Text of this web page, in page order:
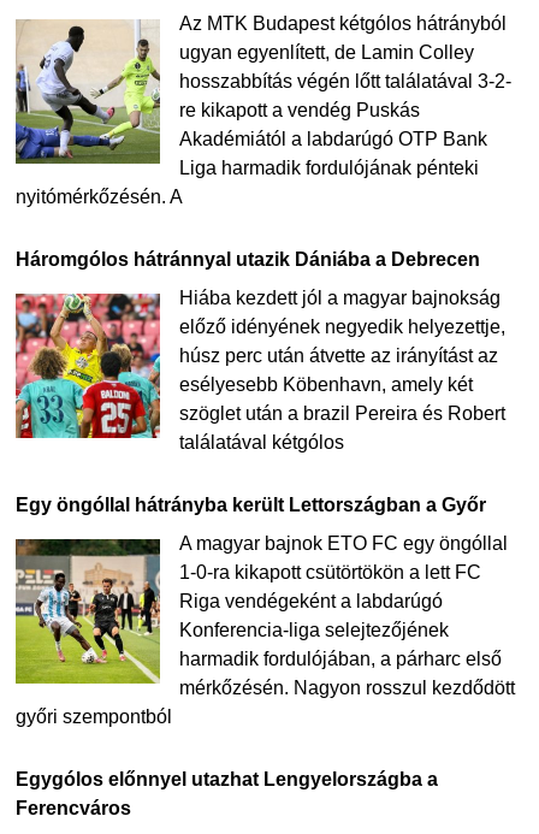
Az MTK Budapest kétgólos hátrányból
ugyan egyenlített, de Lamin Colley
hosszabbítás végén lőtt találatával 3-2-
re kikapott a vendég Puskás
Akadémiától a labdarúgó OTP Bank
Liga harmadik fordulójának pénteki
nyitómérkőzésén. A
Háromgólos hátránnyal utazik Dániába a Debrecen
Hiába kezdett jól a magyar bajnokság
előző idényének negyedik helyezettje,
húsz perc után átvette az irányítást az
esélyesebb Köbenhavn, amely két
szöglet után a brazil Pereira és Robert
találatával kétgólos
Egy öngóllal hátrányba került Lettországban a Győr
A magyar bajnok ETO FC egy öngóllal
1-0-ra kikapott csütörtökön a lett FC
Riga vendégeként a labdarúgó
Konferencia-liga selejtezőjének
harmadik fordulójában, a párharc első
mérkőzésén. Nagyon rosszul kezdődött
győri szempontból
Egygólos előnnyel utazhat Lengyelországba a
Ferencváros